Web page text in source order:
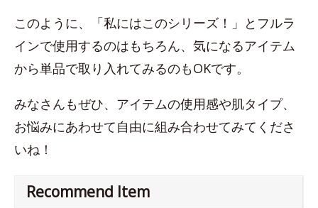
このように、「私にはこのシリーズ！」とフルラ
インで使用するのはもちろん、気になるアイテム
から単品で取り入れてみるのもOKです。
みなさんもぜひ、アイテムの使用感や肌タイプ、
お悩みにあわせて自由に組み合わせてみてくださ
いね！
Recommend Item